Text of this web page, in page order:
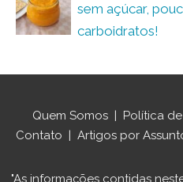
sem açúcar,
carboidratos!
Quem Somos Política
Contato
Artigos por